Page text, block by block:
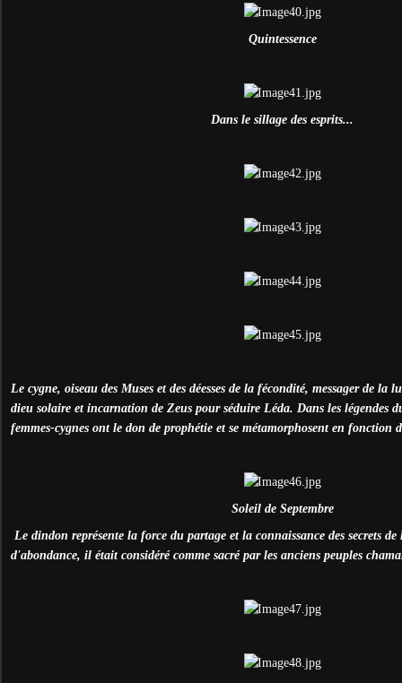
Quintessence
Dans le sillage des esprits...
Le cygne, oiseau des Muses et des déesses de la fécondité, messager de
dieu solaire et incarnation de Zeus pour séduire Léda. Dans les légendes
femmes-cygnes ont le don de prophétie et se métamorphosent en fonction
Soleil de Septembre
Le dindon représente la force du partage et la connaissance des secrets
d'abondance, il était considéré comme sacré par les anciens peuples